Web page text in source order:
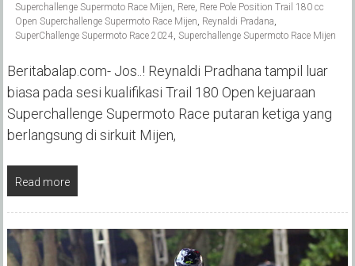
Superchallenge Supermoto Race Mijen Rere, Rere Pole Position Trail 180 cc
Open Superchallenge Supermoto Race Mijen Reynaldi Pradana
SuperChallenge Supermoto Race 2024 Superchallenge Supermoto Race Mijen
Beritabalap.com- Jos..! Reynaldi Pradhana tampil luar
biasa pada sesi kualifikasi Trail 180 Open kejuaraan
Superchallenge Supermoto Race putaran ketiga yang
berlangsung di sirkuit Mijen,
Read more